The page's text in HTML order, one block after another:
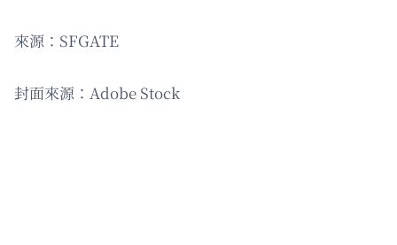
來源：SFGATE
封面來源：Adobe Stock